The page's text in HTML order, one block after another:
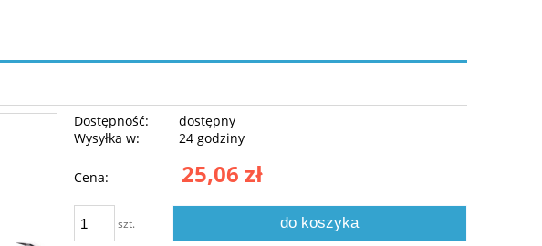
Dostępność:
dostępny
Wysyłka w:
24 godziny
Cena: 25,06 zł
szt. do koszyka